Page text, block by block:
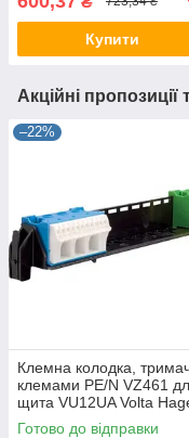
Купити
Акційні пропозиції
–22%
Клемна колодка, тримач
клемами PE/N VZ461
щита VU12UA Volta
для щита Хагер, боксу,
Готово до відправки